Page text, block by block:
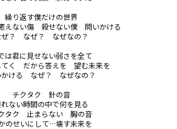
繰り返す僕だけの世界
えない傷　殺せない僕　問いかける
ぜ？　なぜ？　なぜなの？
は君に見せない弱さを全て
く　だから答えを　望む未来を
ける　なぜ？　なぜなの？
チクタク　針の音
れない時間の中で何を見る
タク　止まらない　胸の音
のせいにして…壊す未来を